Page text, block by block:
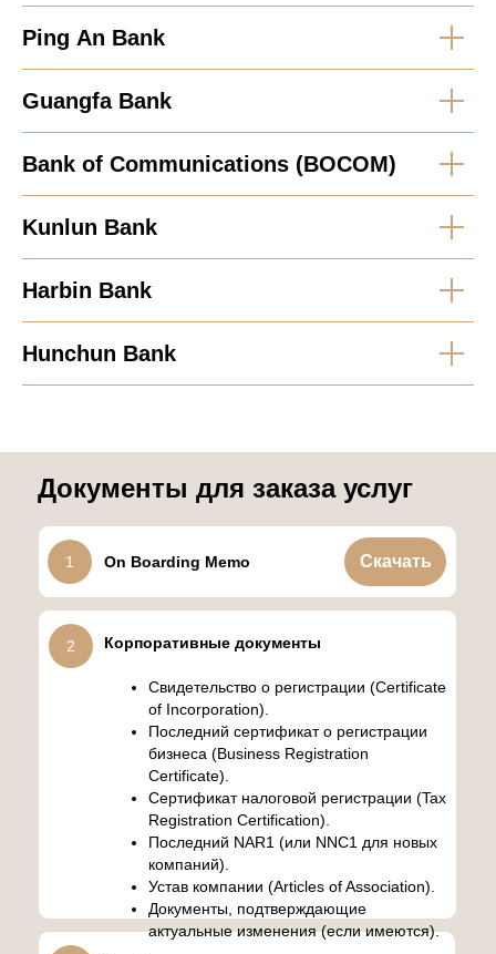
Ping An Bank
Guangfa Bank
Bank of Communications (BOCOM)
Kunlun Bank
Harbin Bank
Hunchun Bank
Документы для заказа услуг
On Boarding Memo
1
Корпоративные документы
2
Скачать
Свидетельство о регистрации (Certificate
of Incorporation).
Последний сертификат о регистрации
бизнеса (Business Registration
Certificate).
Сертификат налоговой регистрации (Tax
Registration Certification).
Последний NAR1 (или NNC1 для новых
компаний).
Устав компании (Articles of Association).
Документы, подтверждающие
актуальные изменения (если имеются).